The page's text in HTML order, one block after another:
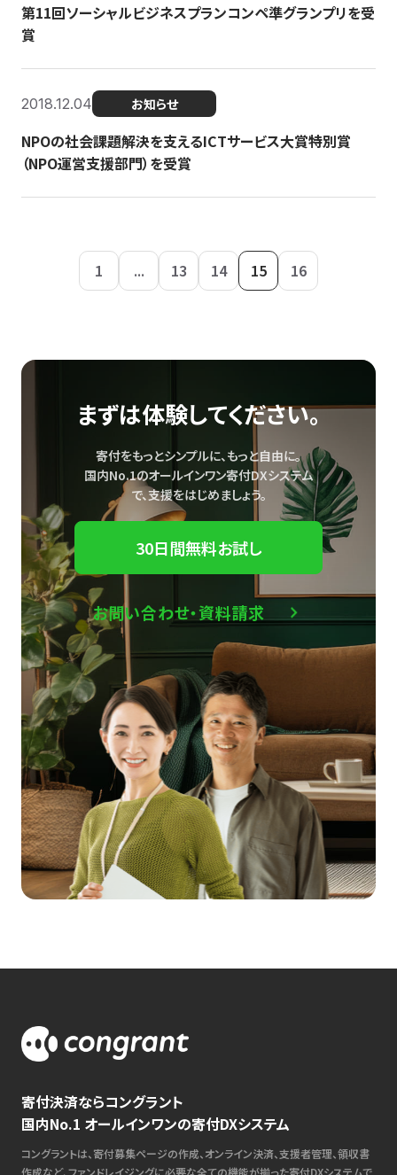
第11回ソーシャルビジネスプランコンペ準グランプリを受
賞
2018.12.04 お知らせ
NPOの社会課題解決を支えるICTサービス大賞特別賞
（NPO運営支援部門）を受賞
1 ... 13 14 15 16
まずは体験してください。
寄付をもっとシンプルに、もっと自由に。
国内No.1のオールインワン寄付DXシステム
で、支援をはじめましょう。
30日間無料お試し
お問い合わせ・資料請求
寄付決済ならコングラント
国内No.1 オールインワンの寄付DXシステム
コングラントは、寄付募集ページの作成、オンライン決済、支援者管理、領収書
作成など、ファンドレイジングに必要な全ての機能が揃った寄付DXシステムで